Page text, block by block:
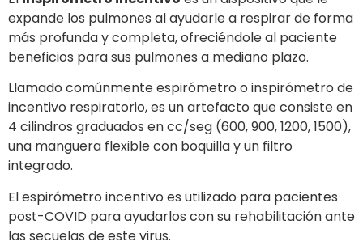
expande los pulmones al ayudarle a respirar de forma
más profunda y completa, ofreciéndole al paciente
beneficios para sus pulmones a mediano plazo.
Llamado comúnmente espirómetro o inspirómetro de
incentivo respiratorio, es un artefacto que consiste en
4 cilindros graduados en cc/seg (600, 900, 1200, 1500),
una manguera flexible con boquilla y un filtro
integrado.
El espirómetro incentivo es utilizado para pacientes
post-COVID para ayudarlos con su rehabilitación ante
las secuelas de este virus.